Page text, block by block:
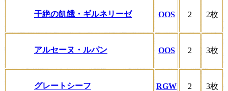
干絶の飢餓・ギルネリーゼ OOS 2 2枚
アルセーヌ・ルパン OOS 2 3枚
グレートシーフ RGW 2 3枚